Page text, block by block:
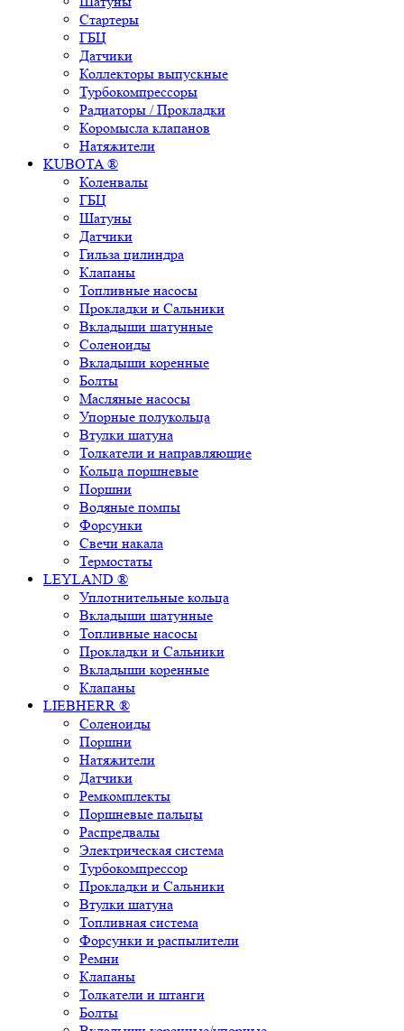
Стартеры
ГБЦ
Датчики
Коллекторы выпускные
Турбокомпрессоры
Радиаторы / Прокладки
Коромысла клапанов
Натяжители
KUBOTA ®
Коленвалы
ГБЦ
Шатуны
Датчики
Гильза цилиндра
Клапаны
Топливные насосы
Прокладки и Сальники
Вкладыши шатунные
Соленоиды
Вкладыши коренные
Болты
Масляные насосы
Упорные полукольца
Втулки шатуна
Толкатели и направляющие
Кольца поршневые
Поршни
Водяные помпы
Форсунки
Свечи накала
Термостаты
LEYLAND ®
Уплотнительные кольца
Вкладыши шатунные
Топливные насосы
Прокладки и Сальники
Вкладыши коренные
Клапаны
LIEBHERR ®
Соленоиды
Поршни
Натяжители
Датчики
Ремкомплекты
Поршневые пальцы
Распредвалы
Электрическая система
Турбокомпрессор
Прокладки и Сальники
Втулки шатуна
Топливная система
Форсунки и распылители
Ремни
Клапаны
Толкатели и штанги
Болты